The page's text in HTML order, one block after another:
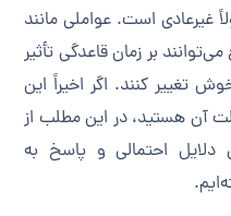
غیرعادی است. عواملی مانند
بر زمان قاعدگی تأثیر
تغییر کنند. اگر اخیراً این
آن هستید، در این مطلب از
دلایل احتمالی و پاسخ به